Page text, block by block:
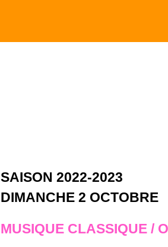
SAISON 2022-2023
DIMANCHE 2 OCTOBRE
MUSIQUE CLASSIQUE /